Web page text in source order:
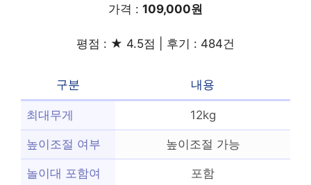
가격 : 109,000원
평점 : ★ 4.5점 | 후기 : 484건
구분 내용
최대무게 12kg
높이조절 여부 높이조절 가능
놀이대 포함여
포함